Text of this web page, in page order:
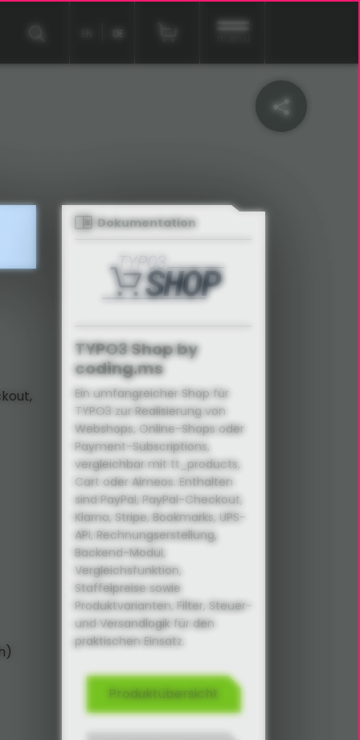
DE
Dokumentation
TYPO3 Shop by
coding.ms
Ein umfangreicher Shop für
TYPO3 zur Realisierung von
Webshops, Online-Shops oder
Payment-Subscriptions,
vergleichbar mit tt_products,
Cart oder Aimeos. Enthalten
sind PayPal, PayPal-Checkout,
Klarna, Stripe, Bookmarks, UPS-
API, Rechnungs­erstellung,
Backend-Modul,
Vergleichsfunktion,
Staffelpreise sowie
Produktvarianten, Filter, Steuer-
und Versandlogik für den
praktischen Einsatz.
Produktübersicht